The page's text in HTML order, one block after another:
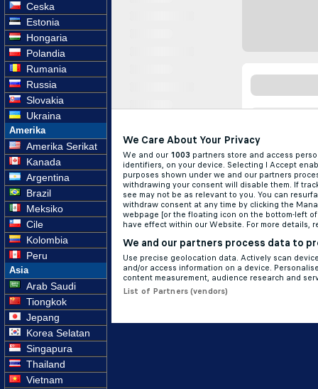
Ceska
Estonia
Hongaria
Polandia
Rumania
Russia
Slovakia
Ukraina
Amerika
Amerika Serikat
Kanada
Argentina
Brazil
Meksiko
Cile
Kolombia
Peru
Asia
Arab Saudi
Tiongkok
Jepang
Korea Selatan
Singapura
Thailand
Vietnam